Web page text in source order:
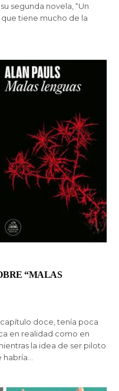
segunda novela, “Un
que tiene mucho de la
“MALAS
doce, tenía poca
en realidad como en
la idea de ser piloto